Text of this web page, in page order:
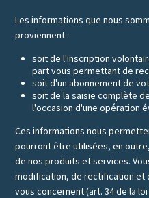
Les informations que nous
proviennent :
soit de l'inscription
part vous permettant de
soit d'un abonnement de
soit de la saisie complète
l'occasion d'une opération
Ces informations nous
pourront être utilisées, en
de nos produits et services.
modification, de rectification et
vous concernent (art. 34 de la